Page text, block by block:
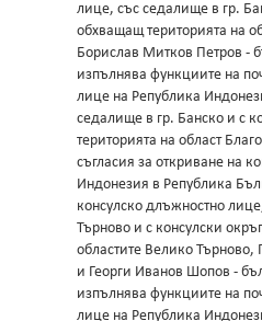
лице, със седалище в гр.
обхващащ територията на
Борислав Митков Петров -
изпълнява функциите на
лице на Република
седалище в гр. Банско и с
територията на област
съгласия за откриване на
Индонезия в Република
консулско длъжностно
Търново и с консулски
областите Велико
и Георги Иванов Шопов -
изпълнява функциите на
лице на Република